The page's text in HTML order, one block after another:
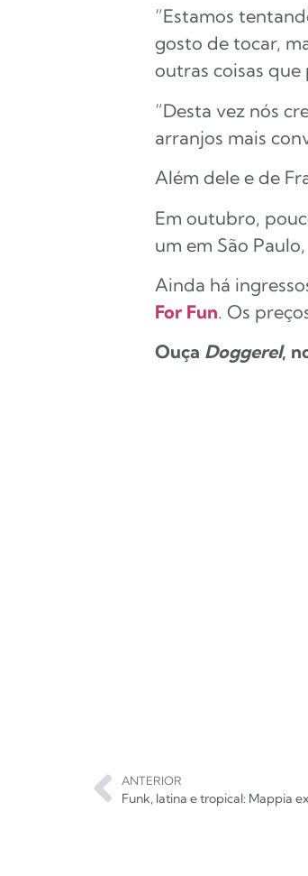
“Estamos
gosto de tocar,
outras coisas
“Desta vez nós
arranjos mais
Além dele e de
Em outubro,
um em São
Ainda há
For Fun. Os
Ouça Doggerel,
ANTERIOR
Funk, latina e tropical: Mappia